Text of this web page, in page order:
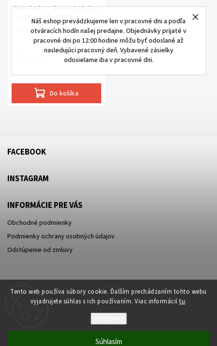
Tento web používa súbory cookie. Ďalším prechádzaním tohto webu
vyjadrujete súhlas s ich používaním. Viac informácií tu.
Súhlasím
Náš eshop prevádzkujeme len v pracovné dni a podľa
otváracích hodín našej predajne. Objednávky prijaté v
pracovné dni po 12:00 hodine môžu byť odoslané až
nasledujúci pracovný deň. Vybavené zásielky
odosielame iba v pracovné dni.
Xiaomi Mi 11 Lite 4G/ Mi Lite
5G / Mi 11 Lite 5G NE
prepojovací flex kábel LCD
Skladom (4 ks)
Do košíka
FACEBOOK
INSTAGRAM
INFORMÁCIE PRE VÁS
Obchodné podmienky
Podmienky ochrany osobných údajov
Odstúpenie od zmluvy